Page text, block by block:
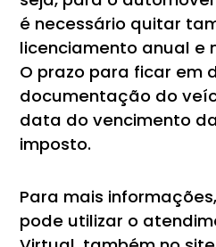
é necessário quitar
licenciamento anual e
O prazo para ficar em
documentação do
data do vencimento
imposto.
Para mais
pode utilizar o